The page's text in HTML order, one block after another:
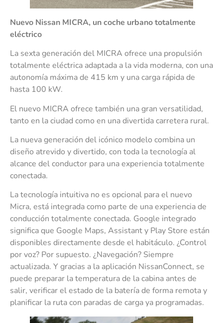
Nuevo Nissan MICRA, un coche urbano totalmente
eléctrico
La sexta generación del MICRA ofrece una propulsión
totalmente eléctrica adaptada a la vida moderna, con una
autonomía máxima de 415 km y una carga rápida de
hasta 100 kW.
El nuevo MICRA ofrece también una gran versatilidad,
tanto en la ciudad como en una divertida carretera rural.
La nueva generación del icónico modelo combina un
diseño atrevido y divertido, con toda la tecnología al
alcance del conductor para una experiencia totalmente
conectada.
La tecnología intuitiva no es opcional para el nuevo
Micra, está integrada como parte de una experiencia de
conducción totalmente conectada. Google integrado
significa que Google Maps, Assistant y Play Store están
disponibles directamente desde el habitáculo. ¿Control
por voz? Por supuesto. ¿Navegación? Siempre
actualizada. Y gracias a la aplicación NissanConnect, se
puede preparar la temperatura de la cabina antes de
salir, verificar el estado de la batería de forma remota y
planificar la ruta con paradas de carga ya programadas.